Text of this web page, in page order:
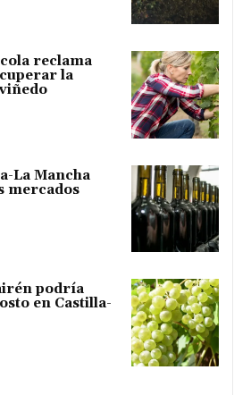
reclama
la
La Mancha
mercados
podría
en Castilla-